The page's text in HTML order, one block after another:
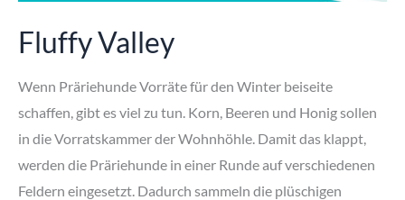
Fluffy Valley
Wenn Präriehunde Vorräte für den Winter beiseite
schaffen, gibt es viel zu tun. Korn, Beeren und Honig sollen
in die Vorratskammer der Wohnhöhle. Damit das klappt,
werden die Präriehunde in einer Runde auf verschiedenen
Feldern eingesetzt. Dadurch sammeln die plüschigen